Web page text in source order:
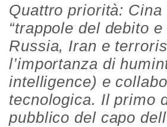
Quattro priorità: Cina
“trappole del debito e
Russia, Iran e
l’importanza di
intelligence) e
tecnologica. Il primo
pubblico del capo